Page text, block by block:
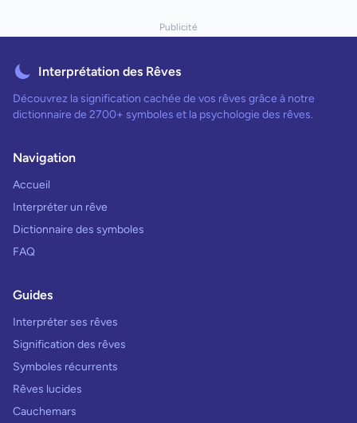
Publicité
Interprétation des Rêves
Découvrez la signification cachée de vos rêves grâce à notre
dictionnaire de 2700+ symboles et la psychologie des rêves.
Navigation
Accueil
Interpréter un rêve
Dictionnaire des symboles
FAQ
Guides
Interpréter ses rêves
Signification des rêves
Symboles récurrents
Rêves lucides
Cauchemars